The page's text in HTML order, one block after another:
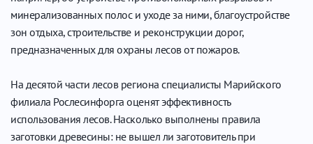
минерализованных полос и уходе за ними, благоустройстве
зон отдыха, строительстве и реконструкции дорог,
предназначенных для охраны лесов от пожаров.
На десятой части лесов региона специалисты Марийского
филиала Рослесинфорга оценят эффективность
использования лесов. Насколько выполнены правила
заготовки древесины: не вышел ли заготовитель при